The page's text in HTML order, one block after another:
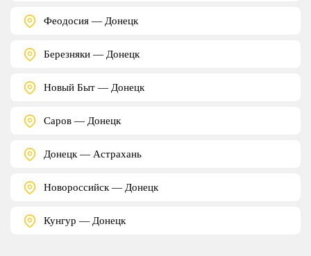
Феодосия — Донецк
Березняки — Донецк
Новый Быт — Донецк
Саров — Донецк
Донецк — Астрахань
Новороссийск — Донецк
Кунгур — Донецк